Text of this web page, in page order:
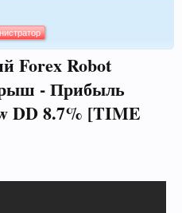
Forex Robot
- Прибыль
DD 8.7% [TIME